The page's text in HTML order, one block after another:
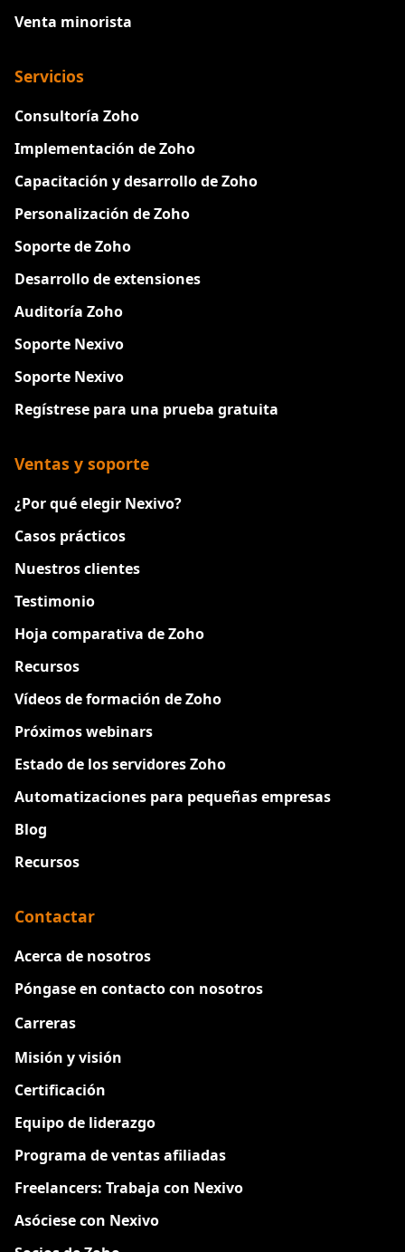
Venta minorista
Servicios
Consultoría Zoho
Implementación de Zoho
Capacitación y desarrollo de Zoho
Personalización de Zoho
Soporte de Zoho
Desarrollo de extensiones
Auditoría Zoho
Soporte Nexivo
Soporte Nexivo
Regístrese para una prueba gratuita
Ventas y soporte
¿Por qué elegir Nexivo?
Casos prácticos
Nuestros clientes
Testimonio
Hoja comparativa de Zoho
Recursos
Vídeos de formación de Zoho
Próximos webinars
Estado de los servidores Zoho
Automatizaciones para pequeñas empresas
Blog
Recursos
Contactar
Acerca de nosotros
Póngase en contacto con nosotros
Carreras
Misión y visión
Certificación
Equipo de liderazgo
Programa de ventas afiliadas
Freelancers: Trabaja con Nexivo
Asóciese con Nexivo